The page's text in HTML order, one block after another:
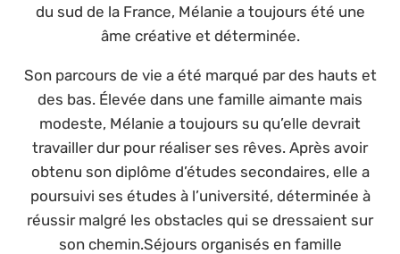
du sud de la France, Mélanie a toujours été une
âme créative et déterminée.
Son parcours de vie a été marqué par des hauts et
des bas. Élevée dans une famille aimante mais
modeste, Mélanie a toujours su qu’elle devrait
travailler dur pour réaliser ses rêves. Après avoir
obtenu son diplôme d’études secondaires, elle a
poursuivi ses études à l’université, déterminée à
réussir malgré les obstacles qui se dressaient sur
son chemin.Séjours organisés en famille